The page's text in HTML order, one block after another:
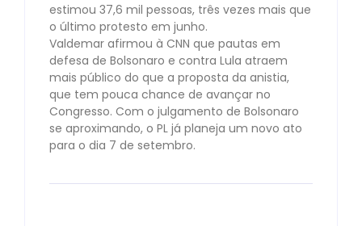
estimou 37,6 mil pessoas, três vezes mais que
o último protesto em junho.
Valdemar afirmou à CNN que pautas em
defesa de Bolsonaro e contra Lula atraem
mais público do que a proposta da anistia,
que tem pouca chance de avançar no
Congresso. Com o julgamento de Bolsonaro
se aproximando, o PL já planeja um novo ato
para o dia 7 de setembro.